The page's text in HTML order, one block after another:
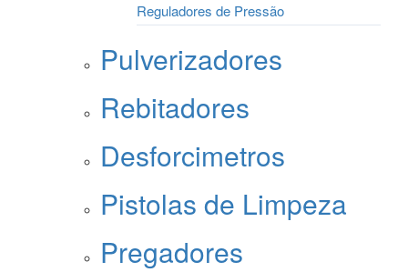
Reguladores de Pressão
Pulverizadores
Rebitadores
Desforcimetros
Pistolas de Limpeza
Pregadores